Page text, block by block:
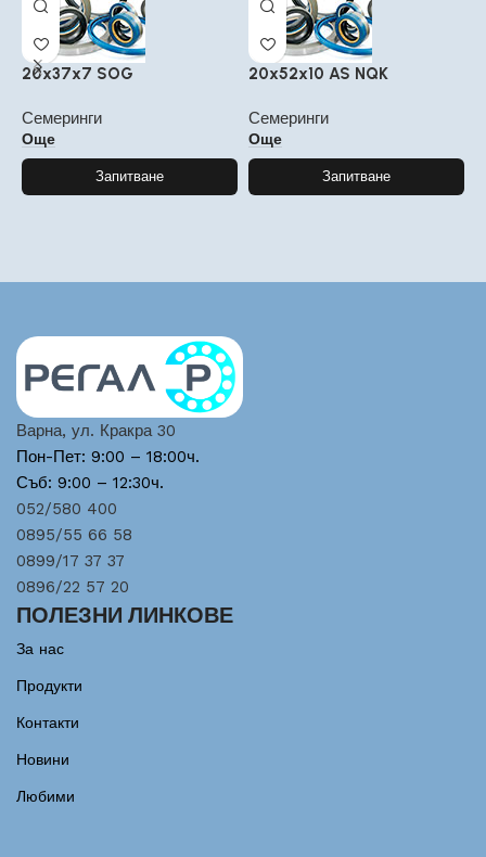
20x37x7 SOG
Семеринги
Още
Запитване
20x52x10 AS NQK
Семеринги
Още
Запитване
Варна, ул. Кракра 30
Пон-Пет: 9:00 – 18:00ч.
Съб: 9:00 – 12:30ч.
052/580 400
0895/55 66 58
0899/17 37 37
0896/22 57 20
ПОЛЕЗНИ ЛИНКОВЕ
За нас
Продукти
Контакти
Новини
Любими